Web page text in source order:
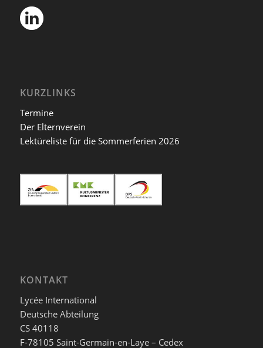
KURZLINKS
Termine
Der Elternverein
Lektüreliste für die Sommerferien 2026
KONTAKT
Lycée International
Deutsche Abteilung
CS 40118
F-78105 Saint-Germain-en-Laye – Cedex